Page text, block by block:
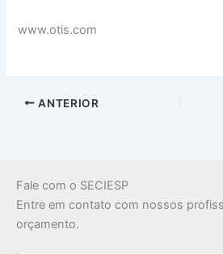
www.otis.com
ANTERIOR
Fale com o SECIESP
Entre em contato com nossos
orçamento.